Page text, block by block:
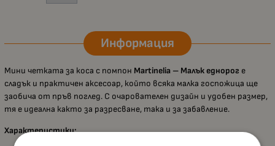
Информация
Мини четката за коса с помпон Martinelia – Малък еднорог е
сладък и практичен аксесоар, който всяка малка госпожица ще
заобича от пръв поглед. С очарователен дизайн и удобен размер,
тя е идеална както за разресване, така и за забавление.
Характеристики: